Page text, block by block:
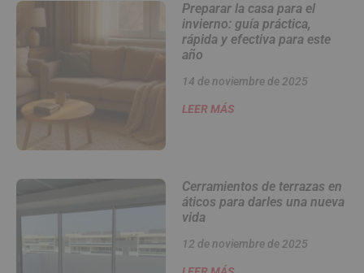
Preparar la casa para el
invierno: guía práctica,
rápida y efectiva para este
año
14 de noviembre de 2025
LEER MÁS
Cerramientos de terrazas en
áticos para darles una nueva
vida
12 de noviembre de 2025